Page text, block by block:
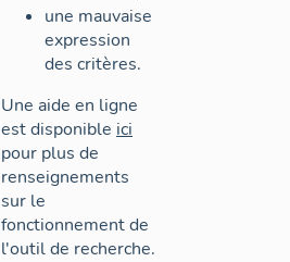
une mauvaise
expression
des critères.
Une aide en ligne
est disponible ici
pour plus de
renseignements
sur le
fonctionnement de
l'outil de recherche.